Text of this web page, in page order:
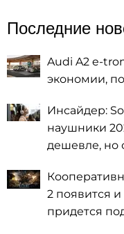
Последние
Audi A2 e-
экономии,
Инсайдер:
наушники
дешевле, но
2 появится
придется